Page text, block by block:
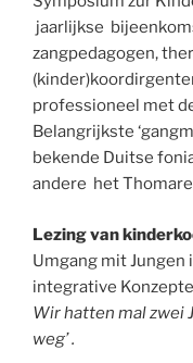
jaarlijkse
zangpedagogen,
professioneel met
Belangrijkste
bekende Duitse
andere het Thomare
Lezing van
Umgang mit Jungen
integrative
Wir hatten mal zwei
weg’ .